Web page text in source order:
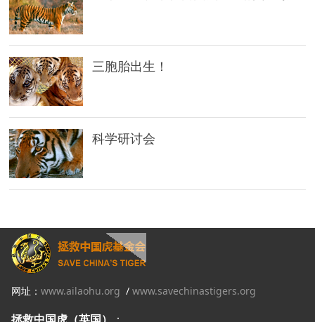
三胞胎出生！
科学研讨会
网址： www.ailaohu.org / www.savechinastigers.org